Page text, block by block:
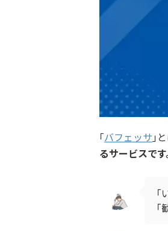
｢バフェッサ｣
るサービスです
｢
｢